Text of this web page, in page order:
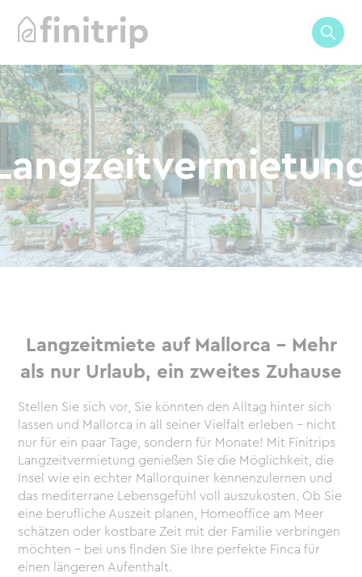
Langzeitmiete auf Mallorca – Mehr
als nur Urlaub, ein zweites Zuhause
Stellen Sie sich vor, Sie könnten den Alltag hinter sich
lassen und Mallorca in all seiner Vielfalt erleben – nicht
nur für ein paar Tage, sondern für Monate! Mit Finitrips
Langzeitvermietung genießen Sie die Möglichkeit, die
Insel wie ein echter Mallorquiner kennenzulernen und
das mediterrane Lebensgefühl voll auszukosten. Ob Sie
eine berufliche Auszeit planen, Homeoffice am Meer
schätzen oder kostbare Zeit mit der Familie verbringen
möchten – bei uns finden Sie Ihre perfekte Finca für
einen längeren Aufenthalt.